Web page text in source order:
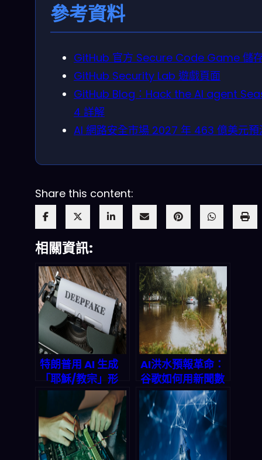
參考資料
GitHub 官方 Secure Code Game 儲
GitHub Security Lab 遊戲頁面
GitHub Blog：Hack the AI agent
4 詳解
AI 網路安全市場 2027 年 463 億美元預
Share this content:
相關資訊:
特朗普用 AI 生成
「耶穌/教宗」形
象引爆爭議：
2026 內容產業鏈
的倫理、版權與政
治放大效應怎麼
解？
AI洪水預報革命：
谷歌如何用新聞數
據提前24小時預測
城市洪災？